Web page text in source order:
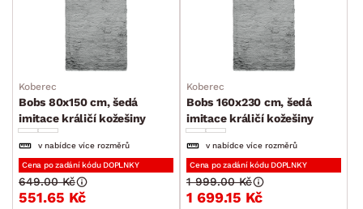
Velké a střední koberce
Běhouny a malé koberce
Koupelnové předložky
Rohožky
Ručníky a osušky
Povlečení a prostěradla
Koberec
Bobs 80x150 cm, šedá
imitace králičí kožešiny
v nabídce více rozměrů
Cena po zadání kódu DOPLNKY
551.65 Kč
649.00 Kč
Koberec
Bobs 160x230 cm, šedá
imitace králičí kožešiny
v nabídce více rozměrů
Cena po zadání kódu DOPLNKY
1 699.15 Kč
1 999.00 Kč